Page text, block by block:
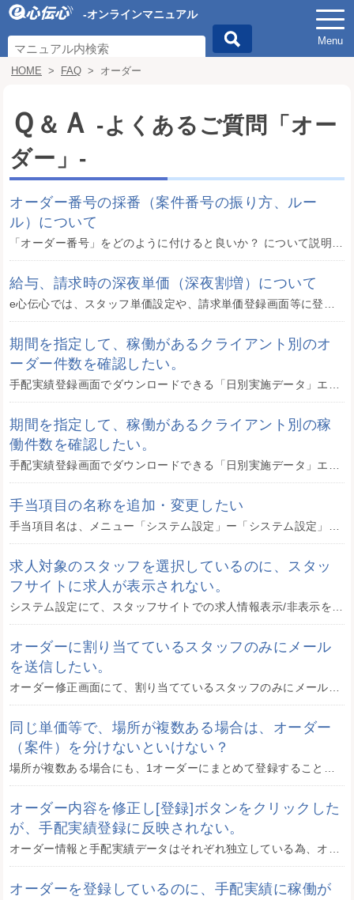
-オンラインマニュアル
Menu
HOME > FAQ > オーダー
Ｑ ＆ Ａ -よくあるご質問「オー
ダー」-
オーダー番号の採番（案件番号の振り方、ルー
ル）について
給与、請求時の深夜単価（深夜割増）について
期間を指定して、稼働があるクライアント別のオ
ーダー件数を確認したい。
期間を指定して、稼働があるクライアント別の稼
働件数を確認したい。
手当項目の名称を追加・変更したい
求人対象のスタッフを選択しているのに、スタッ
フサイトに求人が表示されない。
オーダーに割り当てているスタッフのみにメール
を送信したい。
同じ単価等で、場所が複数ある場合は、オーダー
（案件）を分けないといけない？
オーダー内容を修正し[登録]ボタンをクリックした
が、手配実績登録に反映されない。
オーダーを登録しているのに、手配実績に稼働が